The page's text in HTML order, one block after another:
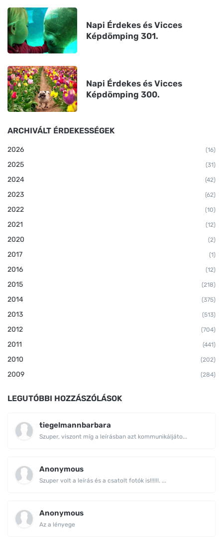
Napi Érdekes és Vicces
Képdömping 301.
Napi Érdekes és Vicces
Képdömping 300.
ARCHIVÁLT ÉRDEKESSÉGEK
2026 (16)
2025 (31)
2024 (42)
2023 (62)
2022 (10)
2021 (12)
2020 (2)
2017 (1)
2016 (12)
2015 (218)
2014 (375)
2013 (513)
2012 (704)
2011 (441)
2010 (202)
2009 (284)
LEGUTÓBBI HOZZÁSZÓLÁSOK
tiegelmannbarbara
Szuper, viszont míg a leírásban azt kommunikáljáto...
Anonymous
Szuper volt a leírás és a csatolt fotók is!!!!!!. ...
Anonymous
Az a lényege